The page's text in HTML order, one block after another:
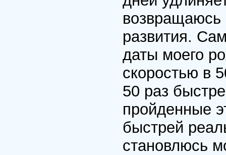
возвращаюсь
развития.
даты моего
скоростью в
50 раз
пройденные
быстрей
становлюсь